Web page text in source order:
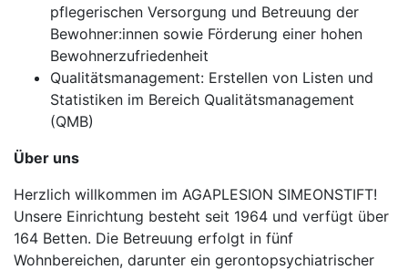
pflegerischen Versorgung und Betreuung der
Bewohner:innen sowie Förderung einer hohen
Bewohnerzufriedenheit
Qualitätsmanagement: Erstellen von Listen und
Statistiken im Bereich Qualitätsmanagement
(QMB)
Über uns
Herzlich willkommen im AGAPLESION SIMEONSTIFT!
Unsere Einrichtung besteht seit 1964 und verfügt über
164 Betten. Die Betreuung erfolgt in fünf
Wohnbereichen, darunter ein gerontopsychiatrischer